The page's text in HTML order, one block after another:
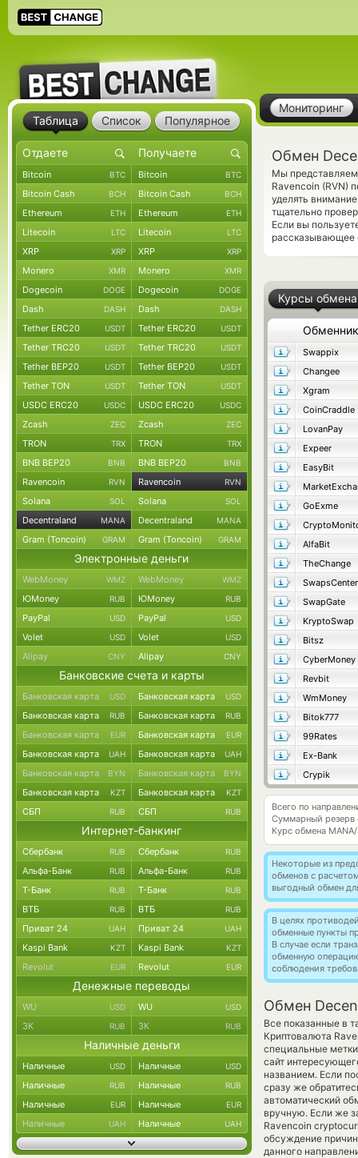
Мониторинг
Обмен
Мы
Ravencoin (RVN)
уделять
тщательно
Если вы
рассказывающее
Курсы обмена
Обменник
Swappix
Changee
Xgram
CoinCraddle
LovanPay
Expeer
EasyBit
GoExme
AlfaBit
TheChange
SwapsCenter
SwapGate
KryptoSwap
Bitsz
CyberMoney
Revbit
WmMoney
Bitok777
99Rates
Ex-Bank
Crypik
Всего по
Суммарный резерв
Курс обмена
Некоторые из
обменов с
выгодный обмен
В целях
обменные пункты
В случае если
обменную
соблюдения
Обмен
Все показанные в
Криптовалюта
специальные
сайт
названием. Если
сразу же
автоматический
вручную. Если же
Ravencoin
обсуждение
данного
Таблица Список Популярное
Bitcoin BTC Bitcoin BTC
Bitcoin Cash BCH Bitcoin Cash BCH
Ethereum ETH Ethereum ETH
Litecoin LTC Litecoin LTC
XRP XRP XRP XRP
Monero XMR Monero XMR
Dogecoin DOGE Dogecoin DOGE
Dash DASH Dash DASH
Tether ERC20 USDT Tether ERC20 USDT
Tether TRC20 USDT Tether TRC20 USDT
Tether BEP20 USDT Tether BEP20 USDT
Tether TON USDT Tether TON USDT
USDC ERC20 USDC USDC ERC20 USDC
Zcash ZEC Zcash ZEC
TRON TRX TRON TRX
BNB BEP20 BNB BNB BEP20 BNB
Ravencoin RVN Ravencoin RVN
Solana SOL Solana SOL
Decentraland MANA Decentraland MANA
Gram (Toncoin) GRAM Gram (Toncoin) GRAM
Электронные деньги
WebMoney WMZ WebMoney WMZ
ЮMoney RUB ЮMoney RUB
PayPal USD PayPal USD
Volet USD Volet USD
Alipay CNY Alipay CNY
Банковские счета и карты
Банковская карта USD Банковская карта USD
Банковская карта RUB Банковская карта RUB
Банковская карта EUR Банковская карта EUR
Банковская карта UAH Банковская карта UAH
Банковская карта BYN Банковская карта BYN
Банковская карта KZT Банковская карта KZT
СБП RUB СБП RUB
Интернет-банкинг
Сбербанк RUB Сбербанк RUB
Альфа-Банк RUB Альфа-Банк RUB
Т-Банк RUB Т-Банк RUB
ВТБ RUB ВТБ RUB
Приват 24 UAH Приват 24 UAH
Kaspi Bank KZT Kaspi Bank KZT
Revolut EUR Revolut EUR
Денежные переводы
WU USD WU USD
ЗК RUB ЗК RUB
Наличные деньги
Наличные USD Наличные USD
Наличные RUB Наличные RUB
Наличные EUR Наличные EUR
Наличные UAH Наличные UAH